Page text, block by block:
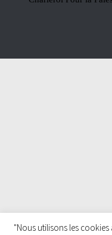
"Nous utilisons les